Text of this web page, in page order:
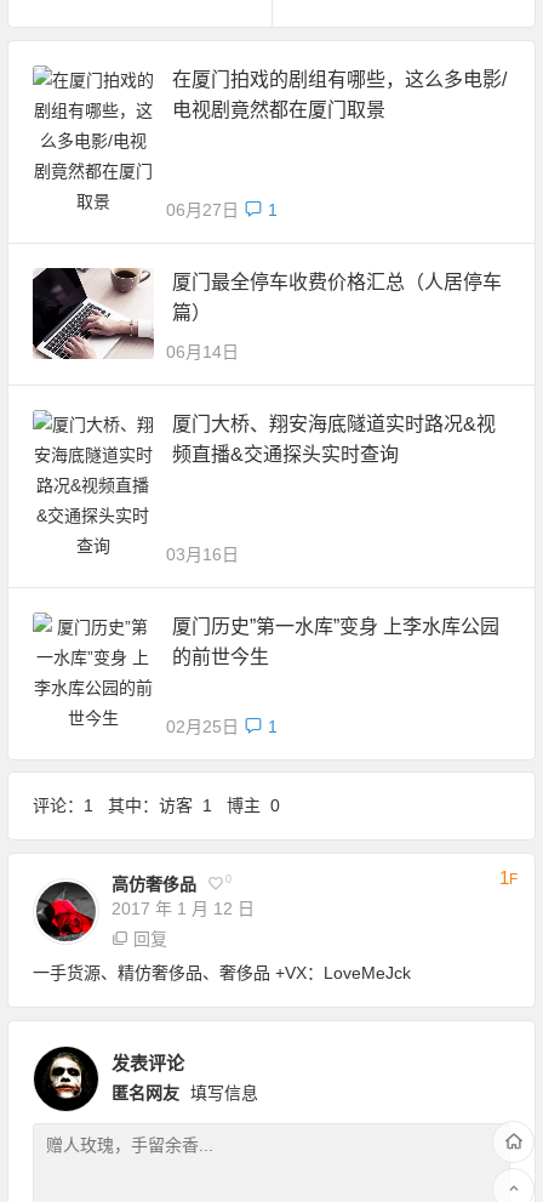
在厦门拍戏的剧组有哪些，这么多电影/
电视剧竟然都在厦门取景
06月27日 1
厦门最全停车收费价格汇总（人居停车
篇）
06月14日
厦门大桥、翔安海底隧道实时路况&视
频直播&交通探头实时查询
03月16日
厦门历史”第一水库”变身 上李水库公园
的前世今生
02月25日 1
评论：1 其中：访客 1 博主 0
高仿奢侈品 0
2017 年 1 月 12 日
1F
回复
一手货源、精仿奢侈品、奢侈品 +VX：LoveMeJck
发表评论
匿名网友 填写信息